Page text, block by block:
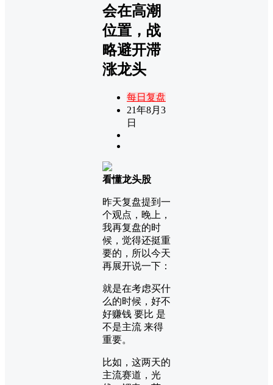
会在高潮
位置，战
略避开滞
涨龙头
每日复盘
21年8月3
日
看懂龙头股
昨天复盘提到一
个观点，晚上，
我再复盘的时
候，觉得还挺重
要的，所以今天
再展开说一下：
就是在考虑买什
么的时候，好不
好赚钱 要比 是
不是主流 来得
重要。
比如，这两天的
主流赛道，光